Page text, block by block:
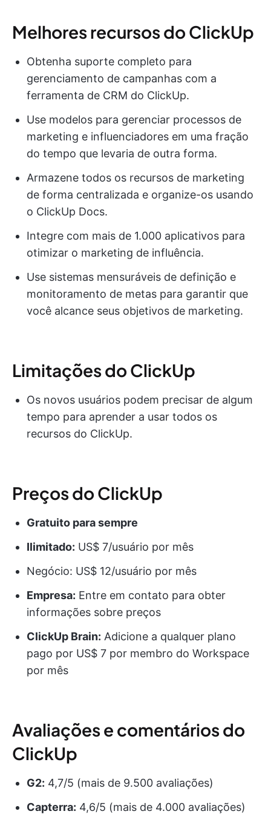
Melhores recursos do ClickUp
Obtenha suporte completo para
gerenciamento de campanhas com a
ferramenta de CRM do ClickUp.
Use modelos para gerenciar processos de
marketing e influenciadores em uma fração
do tempo que levaria de outra forma.
Armazene todos os recursos de marketing
de forma centralizada e organize-os usando
o ClickUp Docs.
Integre com mais de 1.000 aplicativos para
otimizar o marketing de influência.
Use sistemas mensuráveis de definição e
monitoramento de metas para garantir que
você alcance seus objetivos de marketing.
Limitações do ClickUp
Os novos usuários podem precisar de algum
tempo para aprender a usar todos os
recursos do ClickUp.
Preços do ClickUp
Gratuito para sempre
Ilimitado: US$ 7/usuário por mês
Negócio: US$ 12/usuário por mês
Empresa: Entre em contato para obter
informações sobre preços
ClickUp Brain: Adicione a qualquer plano
pago por US$ 7 por membro do Workspace
por mês
Avaliações e comentários do
ClickUp
G2: 4,7/5 (mais de 9.500 avaliações)
Capterra: 4,6/5 (mais de 4.000 avaliações)